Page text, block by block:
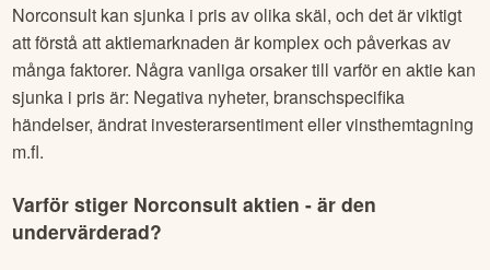
Norconsult kan sjunka i pris av olika skäl, och det är viktigt
att förstå att aktiemarknaden är komplex och påverkas av
många faktorer. Några vanliga orsaker till varför en aktie kan
sjunka i pris är: Negativa nyheter, branschspecifika
händelser, ändrat investerarsentiment eller vinsthemtagning
m.fl.
Varför stiger Norconsult aktien - är den
undervärderad?